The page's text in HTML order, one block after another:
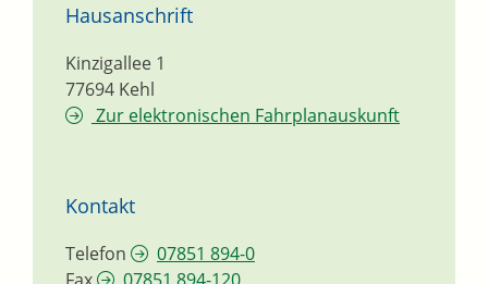
Hausanschrift
Kinzigallee 1
77694 Kehl
Zur elektronischen Fahrplanauskunft
Kontakt
Telefon
07851 894-0